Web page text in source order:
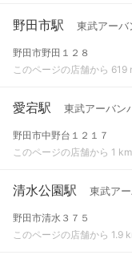
野田市駅 東武アーバ
野田市野田１２８
このページの店舗から 619
愛宕駅 東武アーバン
野田市中野台１２１７
このページの店舗から 1 km
清水公園駅 東武ア
野田市清水３７５
このページの店舗から 1.9